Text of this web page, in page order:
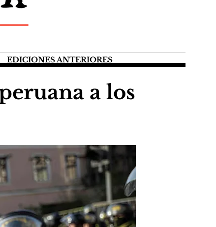
EDICIONES ANTERIORES
a los